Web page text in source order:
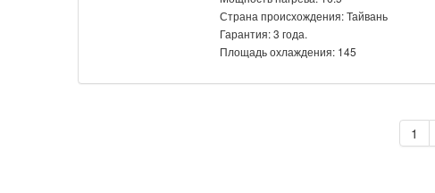
Страна происхождения: Тайвань
Гарантия: 3 года.
Площадь охлаждения: 145
1